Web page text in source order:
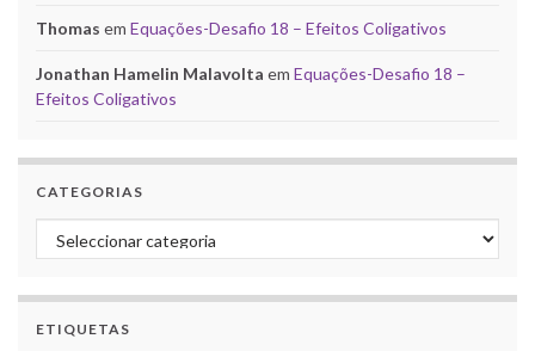
Thomas em Equações-Desafio 18 – Efeitos Coligativos
Jonathan Hamelin Malavolta em Equações-Desafio 18 –
Efeitos Coligativos
CATEGORIAS
Categorias
ETIQUETAS